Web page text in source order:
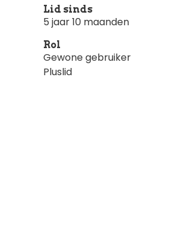
Lid sinds
5 jaar 10 maanden
Rol
Gewone gebruiker
Pluslid